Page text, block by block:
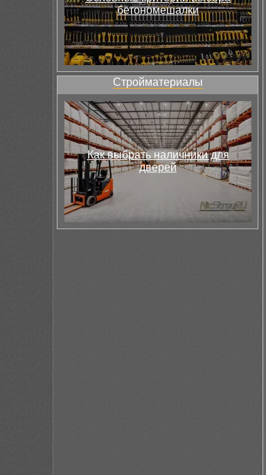
бетономешалки
Стройматериалы
Как выбрать наличники для
дверей